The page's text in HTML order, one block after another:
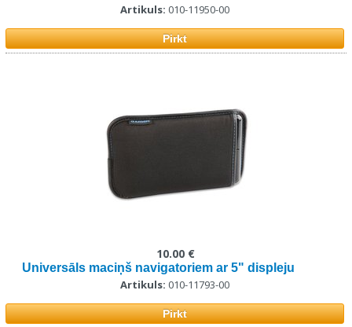
Artikuls: 010-11950-00
Pirkt
Universāls maciņš navigatoriem ar 5" displeju
Artikuls: 010-11793-00
10.00 €
Pirkt